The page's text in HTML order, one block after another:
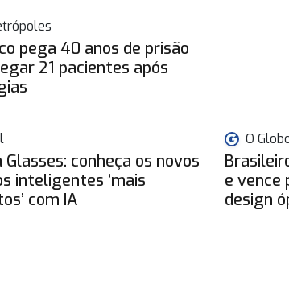
pega 40 anos de prisão
21 pacientes após
conheça os novos
inteligentes ‘mais
com IA
O
e vence
design